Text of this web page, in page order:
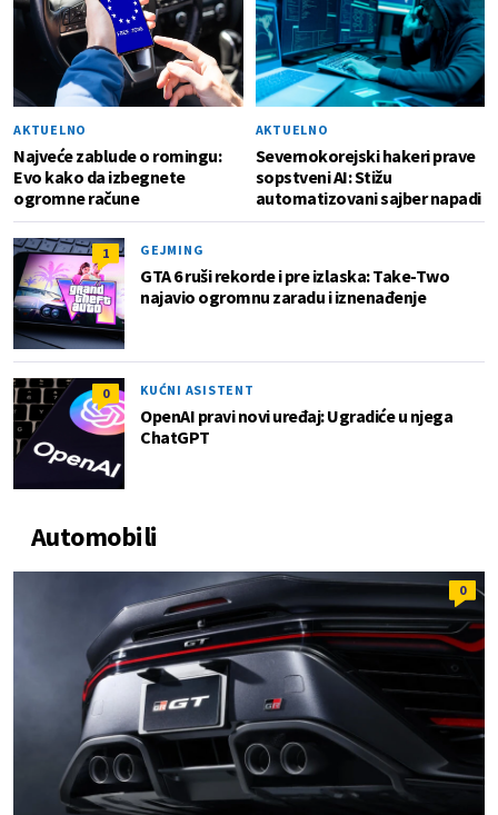
AKTUELNO
Najveće zablude o romingu:
Evo kako da izbegnete
ogromne račune
AKTUELNO
Severnokorejski hakeri prave
sopstveni AI: Stižu
automatizovani sajber napadi
1 GEJMING
GTA 6 ruši rekorde i pre izlaska: Take-Two
najavio ogromnu zaradu i iznenađenje
0 KUĆNI ASISTENT
OpenAI pravi novi uređaj: Ugradiće u njega
ChatGPT
Automobili
0